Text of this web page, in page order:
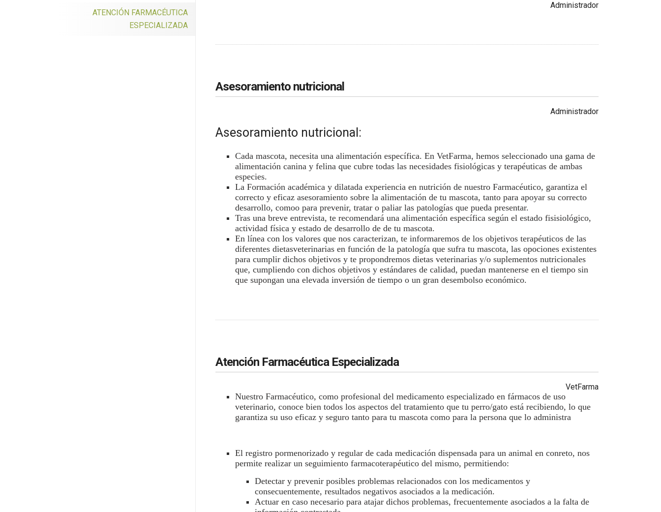
ATENCIÓN FARMACÉUTICA
ESPECIALIZADA
Administrador
Asesoramiento nutricional
Administrador
Asesoramiento nutricional:
Cada mascota, necesita una alimentación específica. En VetFarma, hemos seleccionado una gama de
alimentación canina y felina que cubre todas las necesidades fisiológicas y terapéuticas de ambas
especies.
La Formación académica y dilatada experiencia en nutrición de nuestro Farmacéutico, garantiza el
correcto y eficaz asesoramiento sobre la alimentación de tu mascota, tanto para apoyar su correcto
desarrollo, comoo para prevenir, tratar o paliar las patologías que pueda presentar.
Tras una breve entrevista, te recomendará una alimentación específica según el estado fisisiológico,
actividad física y estado de desarrollo de de tu mascota.
En línea con los valores que nos caracterizan, te informaremos de los objetivos terapéuticos de las
diferentes dietasveterinarias en función de la patología que sufra tu mascota, las opociones existentes
para cumplir dichos objetivos y te propondremos dietas veterinarias y/o suplementos nutricionales
que, cumpliendo con dichos objetivos y estándares de calidad, puedan mantenerse en el tiempo sin
que supongan una elevada inversión de tiempo o un gran desembolso económico.
Atención Farmacéutica Especializada
VetFarma
Nuestro Farmacéutico, como profesional del medicamento especializado en fármacos de uso
veterinario, conoce bien todos los aspectos del tratamiento que tu perro/gato está recibiendo, lo que
garantiza su uso eficaz y seguro tanto para tu mascota como para la persona que lo administra
El registro pormenorizado y regular de cada medicación dispensada para un animal en conreto, nos
permite realizar un seguimiento farmacoterapéutico del mismo, permitiendo:
Detectar y prevenir posibles problemas relacionados con los medicamentos y
consecuentemente, resultados negativos asociados a la medicación.
Actuar en caso necesario para atajar dichos problemas, frecuentemente asociados a la falta de